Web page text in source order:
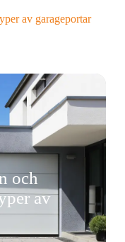
av garageportar
och
av